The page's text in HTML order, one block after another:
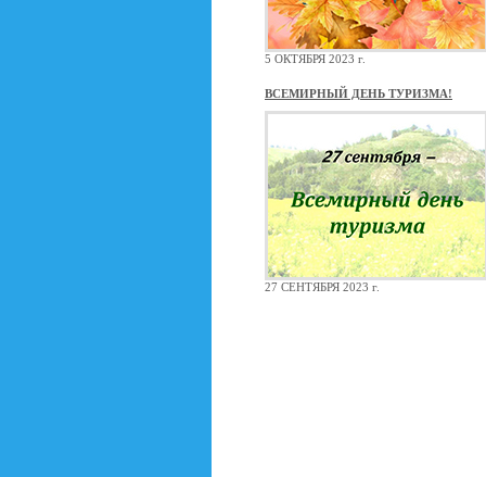
5 ОКТЯБРЯ 2023 г.
ВСЕМИРНЫЙ ДЕНЬ ТУРИЗМА!
27 СЕНТЯБРЯ 2023 г.